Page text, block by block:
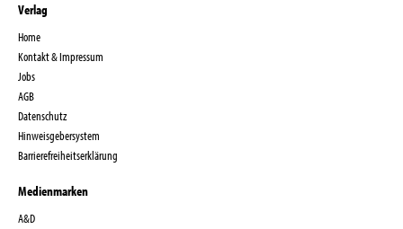
Verlag
Home
Kontakt & Impressum
Jobs
AGB
Datenschutz
Hinweisgebersystem
Barrierefreiheitserklärung
Medienmarken
A&D